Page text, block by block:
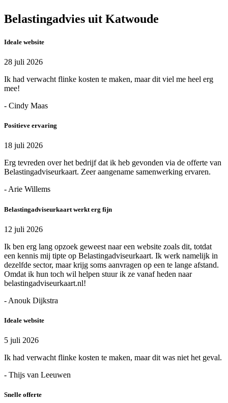
Belastingadvies uit Katwoude
Ideale website
28 juli 2026
Ik had verwacht flinke kosten te maken, maar dit viel me heel erg
mee!
- Cindy Maas
Positieve ervaring
18 juli 2026
Erg tevreden over het bedrijf dat ik heb gevonden via de offerte van
Belastingadviseurkaart. Zeer aangename samenwerking ervaren.
- Arie Willems
Belastingadviseurkaart werkt erg fijn
12 juli 2026
Ik ben erg lang opzoek geweest naar een website zoals dit, totdat
een kennis mij tipte op Belastingadviseurkaart. Ik werk namelijk in
dezelfde sector, maar krijg soms aanvragen op een te lange afstand.
Omdat ik hun toch wil helpen stuur ik ze vanaf heden naar
belastingadviseurkaart.nl!
- Anouk Dijkstra
Ideale website
5 juli 2026
Ik had verwacht flinke kosten te maken, maar dit was niet het geval.
- Thijs van Leeuwen
Snelle offerte